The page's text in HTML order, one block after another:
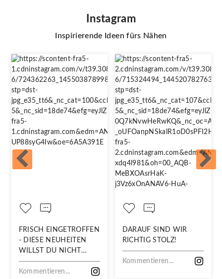
Instagram
Inspirierende Ideen fürs Nähen
FRISCH EINGETROFFEN
- DIESE NEUHEITEN
WILLST DU NICHT
VERPASSEN!
Kommentieren...
DARAUF SIND WIR
RICHTIG STOLZ!
Kommentieren...